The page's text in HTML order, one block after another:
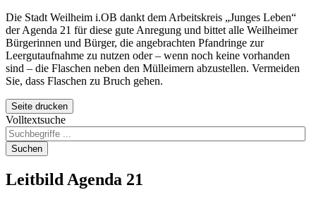
Die Stadt Weilheim i.OB dankt dem Arbeitskreis „Junges Leben“
der Agenda 21 für diese gute Anregung und bittet alle Weilheimer
Bürgerinnen und Bürger, die angebrachten Pfandringe zur
Leergutaufnahme zu nutzen oder – wenn noch keine vorhanden
sind – die Flaschen neben den Mülleimern abzustellen. Vermeiden
Sie, dass Flaschen zu Bruch gehen.
Seite drucken
Volltextsuche
Suchen
Leitbild Agenda 21